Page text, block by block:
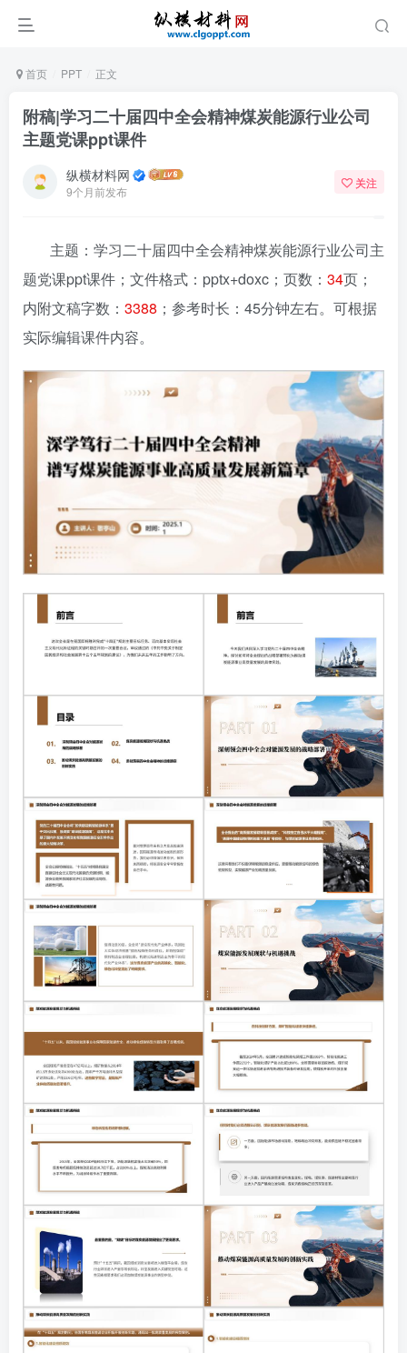
首页 PPT 正文
附稿|学习二十届四中全会精神煤炭能源行业公司
主题党课ppt课件
纵横材料网
9个月前发布
关注
主题：学习二十届四中全会精神煤炭能源行业公司主
题党课ppt课件 ；文件格式：pptx+doxc；页数： 34页；
内附文稿字数： 3388 ；参考时长：45分钟左右。可根据
实际编辑课件内容。